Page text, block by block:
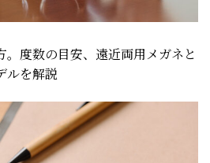
度数の目安、遠近両用メガネと
ルを解説